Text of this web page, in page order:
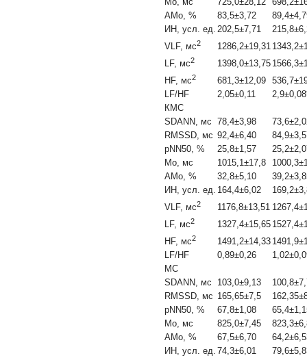
АМо, %
83,5±3,72
ИН, усл. ед. 202,5±7,71
VLF, мс2 1286,2±19,31
LF, мс2 1398,0±13,75
HF, мс2 681,3±12,09
LF/HF
2,05±0,11
КМС
SDANN, мс 78,4±3,98
RMSSD, мс 92,4±6,40
pNN50, %
25,8±1,57
Мо, мс
1015,1±17,8
АМо, %
32,8±5,10
ИН, усл. ед. 164,4±6,02
VLF, мс2 1176,8±13,51
LF, мс2 1327,4±15,65
HF, мс2 1491,2±14,33
LF/HF
0,89±0,26
МС
SDANN, мс
103,0±9,13
RMSSD, мс 165,65±7,5
pNN50, %
67,8±1,08
Мо, мс
825,0±7,45
АМо, %
67,5±6,70
ИН, усл. ед. 74,3±6,01